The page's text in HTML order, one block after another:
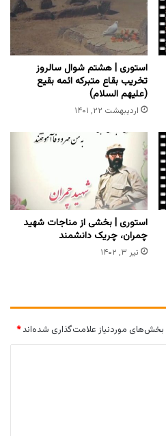
استوری | هشتم شوال سالروز
تخریب بقاع متبرکه ائمه بقیع
(علیهم السلام)
اردیبهشت ۲۲, ۱۴۰۱
استوری | بخشی از مناجات شهید
چمران، چریک دانشمند
تیر ۳, ۱۴۰۲
بخش‌های موردنیاز علامت‌گذاری شده‌اند*